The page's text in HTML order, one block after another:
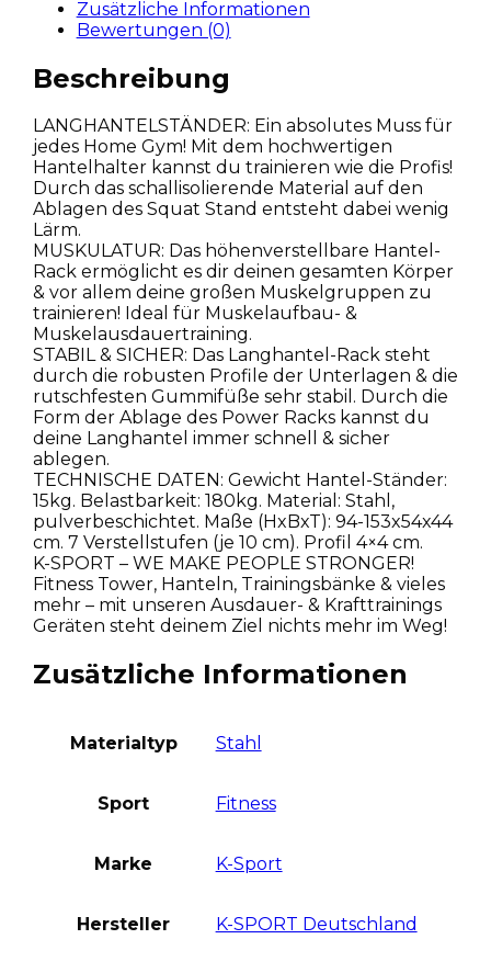
Zusätzliche Informationen
Bewertungen (0)
Beschreibung
LANGHANTELSTÄNDER: Ein absolutes Muss für
jedes Home Gym! Mit dem hochwertigen
Hantelhalter kannst du trainieren wie die Profis!
Durch das schallisolierende Material auf den
Ablagen des Squat Stand entsteht dabei wenig
Lärm.
MUSKULATUR: Das höhenverstellbare Hantel-
Rack ermöglicht es dir deinen gesamten Körper
& vor allem deine großen Muskelgruppen zu
trainieren! Ideal für Muskelaufbau- &
Muskelausdauertraining.
STABIL & SICHER: Das Langhantel-Rack steht
durch die robusten Profile der Unterlagen & die
rutschfesten Gummifüße sehr stabil. Durch die
Form der Ablage des Power Racks kannst du
deine Langhantel immer schnell & sicher
ablegen.
TECHNISCHE DATEN: Gewicht Hantel-Ständer:
15kg. Belastbarkeit: 180kg. Material: Stahl,
pulverbeschichtet. Maße (HxBxT): 94-153x54x44
cm. 7 Verstellstufen (je 10 cm). Profil 4×4 cm.
K-SPORT – WE MAKE PEOPLE STRONGER!
Fitness Tower, Hanteln, Trainingsbänke & vieles
mehr – mit unseren Ausdauer- & Krafttrainings
Geräten steht deinem Ziel nichts mehr im Weg!
Zusätzliche Informationen
Materialtyp Stahl
Sport Fitness
Marke K-Sport
Hersteller K-SPORT Deutschland